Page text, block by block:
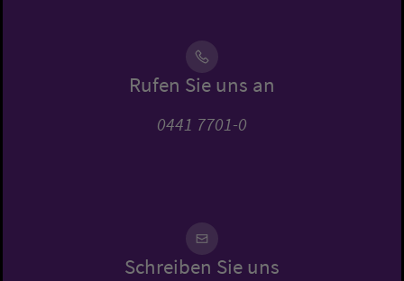
Rufen Sie uns an
0441 7701-0
Schreiben Sie uns